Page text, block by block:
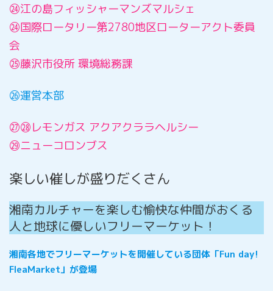
㉔江の島フィッシャーマンズマルシェ
㉔国際ロータリー第2780地区ローターアクト委員
会
㉕藤沢市役所 環境総務課
㉖運営本部
㉗㉘レモンガス アクアクララヘルシー
㉙ニューコロンブス
楽しい催しが盛りだくさん
湘南カルチャーを楽しむ愉快な仲間がおくる
人と地球に優しいフリーマーケット！
湘南各地でフリーマーケットを開催している団体「Fun day!
FleaMarket」が登場